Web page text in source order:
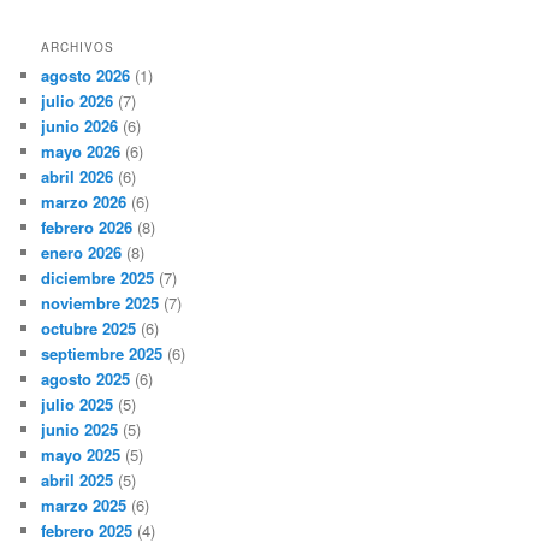
ARCHIVOS
agosto 2026 (1)
julio 2026 (7)
junio 2026 (6)
mayo 2026 (6)
abril 2026 (6)
marzo 2026 (6)
febrero 2026 (8)
enero 2026 (8)
diciembre 2025 (7)
noviembre 2025 (7)
octubre 2025 (6)
septiembre 2025 (6)
agosto 2025 (6)
julio 2025 (5)
junio 2025 (5)
mayo 2025 (5)
abril 2025 (5)
marzo 2025 (6)
febrero 2025 (4)